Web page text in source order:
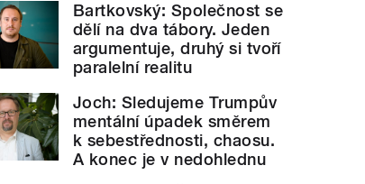
Bartkovský: Společnost se
dělí na dva tábory. Jeden
argumentuje, druhý si tvoří
paralelní realitu
Joch: Sledujeme Trumpův
mentální úpadek směrem
k sebestřednosti, chaosu.
A konec je v nedohlednu